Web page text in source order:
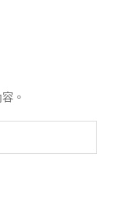
。